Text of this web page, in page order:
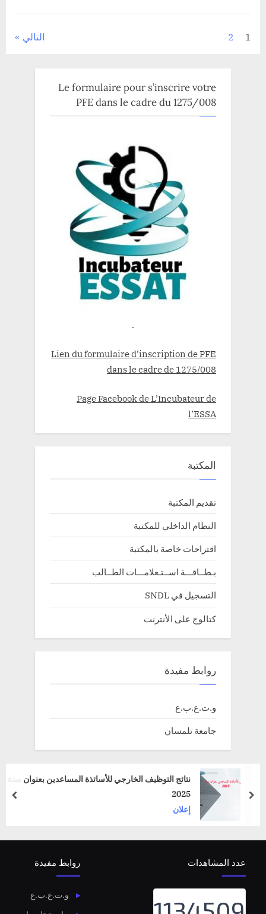
تعدد
المقالات
1
2 التالي
Le formulaire pour s’inscrire votre
PFE dans le cadre du 1275/008
.
Lien du formulaire d’inscription de PFE
dans le cadre de 1275/008
Page Facebook de L’Incubateur de
l’ESSA
المكتبة
تقديم المكتبة
النظام الداخلي للمكتبة
اقتراحات خاصة بالمكتبة
بـطــاقـــة اســتـعلامـــات الطــالب
التسجيل في SNDL
كتالوج على الأنترنت
روابط مفيدة
و.ت.ع.ب.ع
جامعة تلمسان
نتائج التوظيف الخارجي للأساتذة المساعدين بعنوان سنة
2025
إعلان
next
عدد المشاهدات روابط مفيدة
و.ت.ع.ب.ع